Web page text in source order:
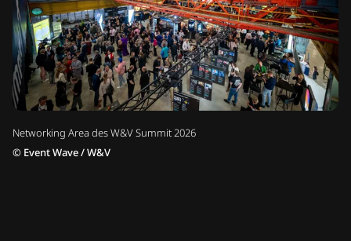
Networking Area des W&V Summit 2026
© Event Wave / W&V